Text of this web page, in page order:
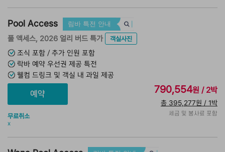
Pool Access 림바 특전 안내
풀 액세스, 2026 얼리 버드 특가
객실사진
조식 포함 / 추가 인원 포함
락바 예약 우선권 제공 특전
웰컴 드링크 및 객실 내 과일 제공
무료취소
x
790,554원 / 2박
총 395,277원 / 1박
세금 및 봉사료 포함